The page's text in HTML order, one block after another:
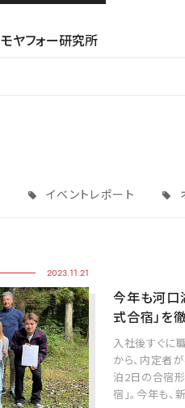
モヤフォー研究所
イベントレポート
2023.11.21
今年も河口
式合宿」を
入社後すぐに
から、内定者
泊2日の合宿
宿」。今年も